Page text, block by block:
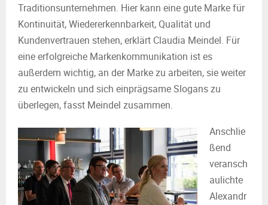
Traditionsunternehmen. Hier kann eine gute Marke für
Kontinuität, Wiedererkennbarkeit, Qualität und
Kundenvertrauen stehen, erklärt Claudia Meindel. Für
eine erfolgreiche Markenkommunikation ist es
außerdem wichtig, an der Marke zu arbeiten, sie weiter
zu entwickeln und sich einprägsame Slogans zu
überlegen, fasst Meindel zusammen.
Anschlie
ßend
veransch
aulichte
Alexandr